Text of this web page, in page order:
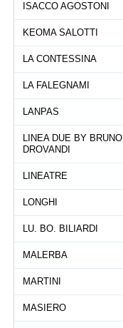
ISACCO AGOSTONI
KEOMA SALOTTI
LA CONTESSINA
LA FALEGNAMI
LANPAS
LINEA DUE BY BRUNO
DROVANDI
LINEATRE
LONGHI
LU. BO. BILIARDI
MALERBA
MARTINI
MASIERO